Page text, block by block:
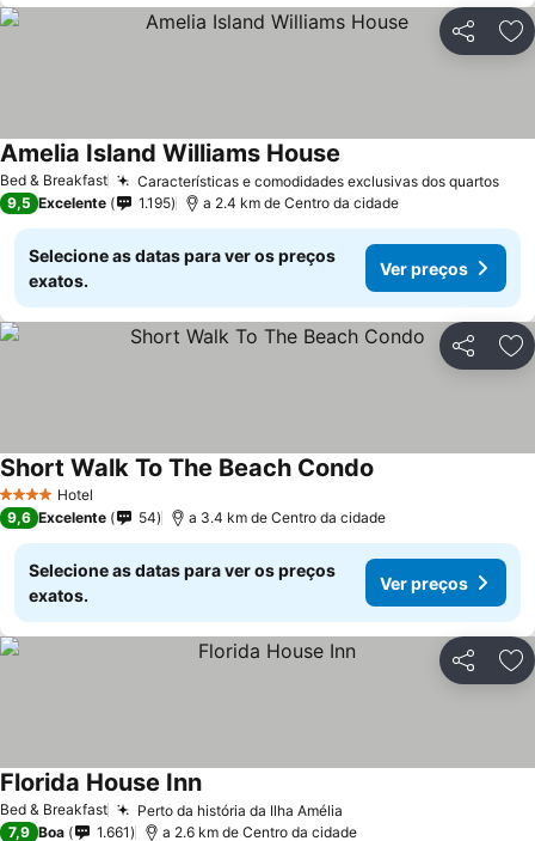
Partilhar
Bed & Breakfast Características e comodidades exclusivas dos quartos
Amelia Island Williams House
9,5 Excelente 1.195 a 2.4 km de Centro da cidade
Selecione as datas para ver os preços
exatos.
Ver preços
Partilhar
4 EstrelasHotel
Short Walk To The Beach Condo
9,6 Excelente 54 a 3.4 km de Centro da cidade
Selecione as datas para ver os preços
exatos.
Ver preços
Partilhar
Bed & Breakfast Perto da história da Ilha Amélia
Florida House Inn
7,9 Boa 1.661 a 2.6 km de Centro da cidade